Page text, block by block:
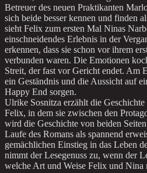
Betreuer des neuen Praktikanten
sich beide besser kennen und finden
sieht Felix zum ersten Mal Ninas
einschneidendes Erlebnis in der
erkennen, dass sie schon vor ihrem
verbunden waren. Die Emotionen
Streit, der fast vor Gericht endet. Am
ein Geständnis und die Aussicht auf
Happy End sorgen.
Ulrike Sosnitza erzählt die
Felix, in dem sie zwischen den
wird die Geschichte von beiden
Laufe des Romans als spannend
gemächlichen Einstieg in das Leben
nimmt der Lesegenuss zu, wenn der
welche Art und Weise Felix und Nina